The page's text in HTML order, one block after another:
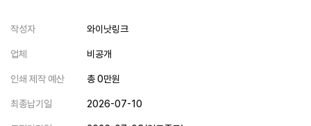
작성자 와이낫링크
업체 비공개
인쇄 제작 예산 총0만원
최종납기일 2026-07-10